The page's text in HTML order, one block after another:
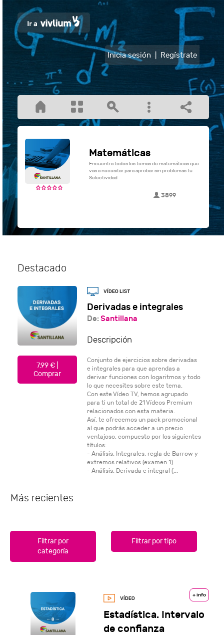
Inicia sesión Regístrate
Matemáticas
Encuentra todos los temas de matemáticas que
vas a necesitar para aprobar sin problemas tu
Selectividad
3899
Destacado
7.99 € |
Comprar
Derivadas e integrales
De:Santillana
Descripción
Conjunto de ejercicios sobre derivadas
e integrales para que aprendas a
derivar funciones con logaritmos y todo
lo que necesites sobre este tema.
Con este Vídeo TV, hemos agrupado
para ti un total de 21 Vídeos Premium
relacionados con esta materia.
Así, te ofrecemos un pack promocional
al que podrás acceder a un precio
ventajoso, compuesto por los siguientes
títulos:
- Análisis. Integrales, regla de Barrow y
extremos relativos (examen 1)
- Análisis. Derivada e integral (...
Más recientes
Filtrar por
categoría
Filtrar por tipo
+ info
Estadística. Intervalo
de confianza